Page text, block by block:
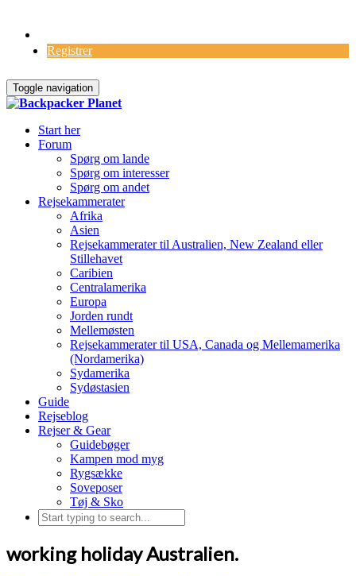
Registrer
Toggle navigation
Start her
Forum
Spørg om lande
Spørg om interesser
Spørg om andet
Rejsekammerater
Afrika
Asien
Rejsekammerater til Australien, New Zealand eller
Stillehavet
Caribien
Centralamerika
Europa
Jorden rundt
Mellemøsten
Rejsekammerater til USA, Canada og Mellemamerika
(Nordamerika)
Sydamerika
Sydøstasien
Guide
Rejseblog
Rejser & Gear
Guidebøger
Kampen mod myg
Rygsække
Soveposer
Tøj & Sko
working holiday Australien.